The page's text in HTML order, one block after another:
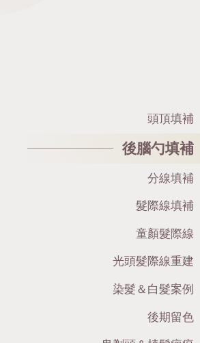
頭頂填補
後腦勺填補
分線填補
髮際線填補
童顏髮際線
光頭髮際線重建
染髮＆白髮案例
後期留色